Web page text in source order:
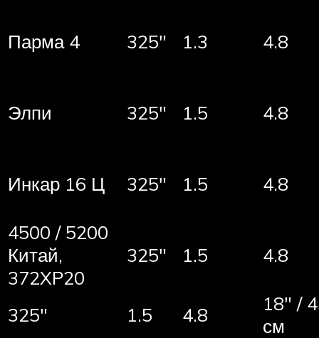
Парма 4 325″ 1.3 4.8
Элпи 325″ 1.5 4.8
Инкар 16 Ц 325″ 1.5 4.8
4500 / 5200
Китай,
372XP20
325″ 1.5 4.8
325″ 1.5 4.8
18″ /
см